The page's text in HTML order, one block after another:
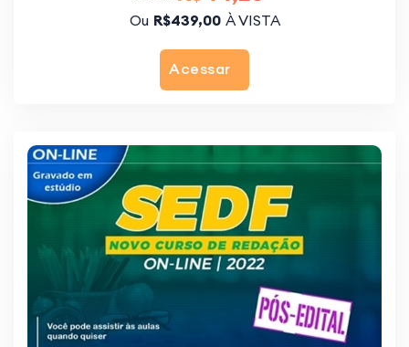
Ou R$439,00 À VISTA
Acessar